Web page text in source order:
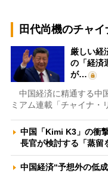
田代尚機のチャ
厳しい経
の「経済
が…
中国経済に精通する中
ミアム連載「チャイナ
中国「Kimi K3」の衝
長官が検討する「蒸
中国経済“予想外の低